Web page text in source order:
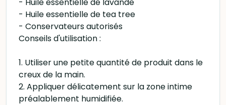
- Huile essentielle de tea tree
- Conservateurs autorisés
Conseils d'utilisation :
1. Utiliser une petite quantité de produit dans le
creux de la main.
2. Appliquer délicatement sur la zone intime
préalablement humidifiée.